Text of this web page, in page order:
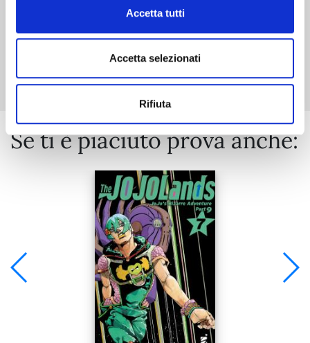
Accetta tutti
Accetta selezionati
Rifiuta
Mostra tutto
Se ti è piaciuto prova anche: